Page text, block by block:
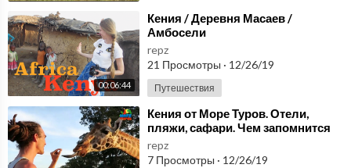
00:06:44
⁣Кения / Деревня Масаев /
Амбосели
repz
21 Просмотры · 12/26/19
Путешествия
⁣Кения от Море Туров. Отели,
пляжи, сафари. Чем запомнится
туристу Кения?
repz
7 Просмотры · 12/26/19